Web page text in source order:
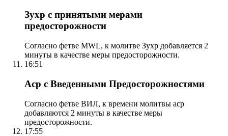
Зухр с принятыми мерами
предосторожности
Согласно фетве MWL, к молитве Зухр добавляется 2
минуты в качестве меры предосторожности.
16:51
Аср с Введенными Предосторожностями
Согласно фетве ВИЛ, к времени молитвы аср
добавляются 2 минуты в качестве меры
предосторожности.
17:55